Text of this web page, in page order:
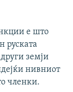
е што
руската
земји
нивниот
членки.